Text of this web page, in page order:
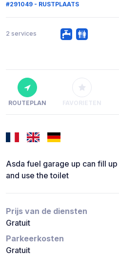
#291049 - RUSTPLAATS
2 services
ROUTEPLAN FAVORIETEN
Asda fuel garage up can fill
and use the toilet
Prijs van de diensten
Gratuit
Parkeerkosten
Gratuit